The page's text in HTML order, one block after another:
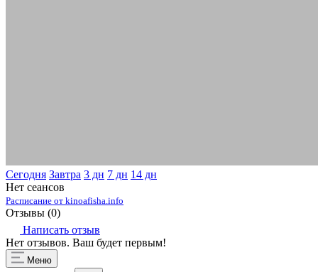
Сегодня Завтра 3 дн 7 дн 14 дн
Нет сеансов
Расписание от kinoafisha.info
Отзывы (0)
Написать отзыв
Нет отзывов. Ваш будет первым!
Меню